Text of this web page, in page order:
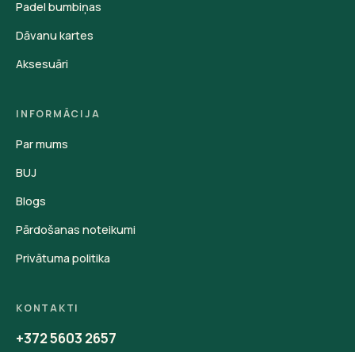
Padel bumbiņas
Dāvanu kartes
Aksesuāri
INFORMĀCIJA
Par mums
BUJ
Blogs
Pārdošanas noteikumi
Privātuma politika
KONTAKTI
+372 5603 2657